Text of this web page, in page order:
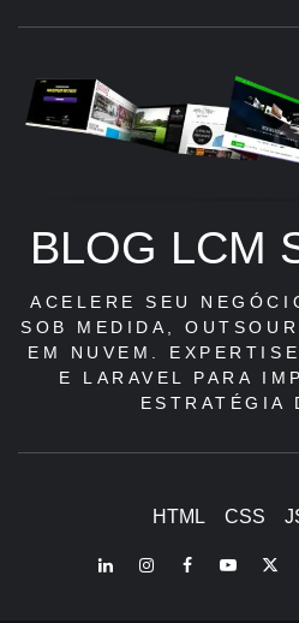
BLOG LCM
ACELERE SEU
SOB MEDIDA,
EM NUVEM.
E LARAVEL PARA
ESTRATÉGIA
HTML CSS
LinkedInInstagramFacebookYoutube
X